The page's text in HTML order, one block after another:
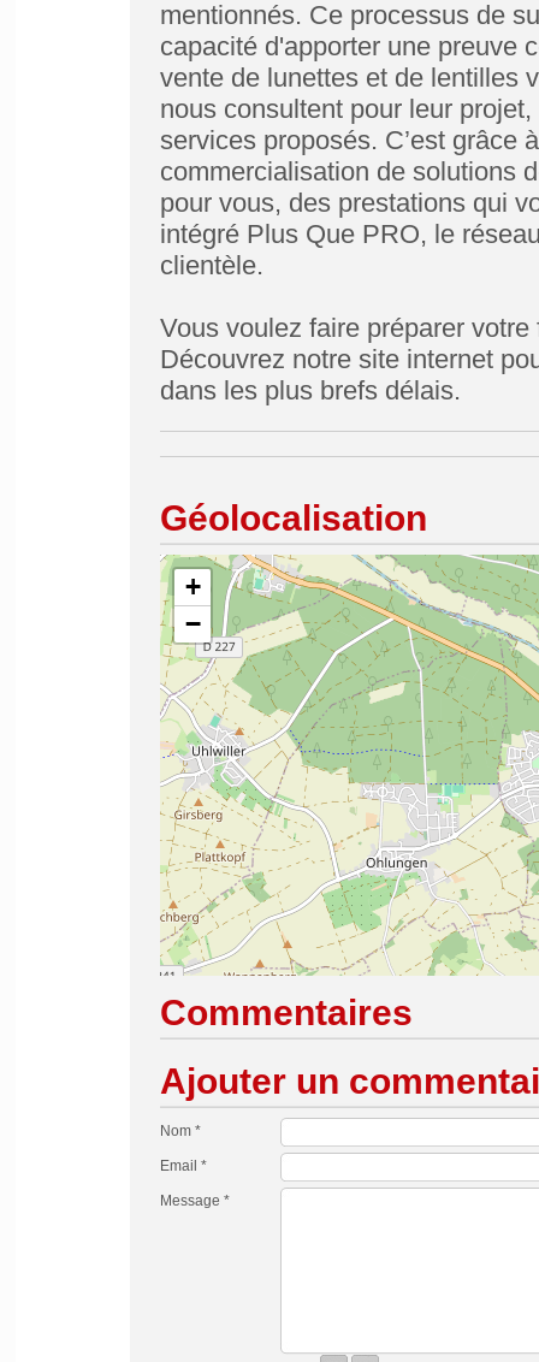
mentionnés. Ce processus de
capacité d'apporter une preuve
vente de lunettes et de lentilles
nous consultent pour leur
services proposés. C’est grâce
commercialisation de solutions
pour vous, des prestations qui
intégré Plus Que PRO, le
clientèle.
Vous voulez faire préparer
Découvrez notre site internet
dans les plus brefs délais.
Géolocalisation
+
−
Commentaires
Ajouter un
Nom *
Email *
Message *